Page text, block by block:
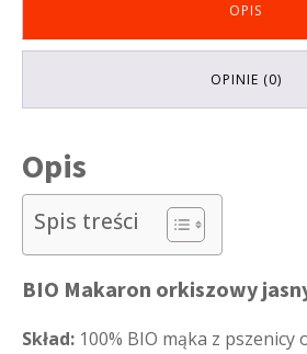
OPIS
OPINIE (0)
Opis
Spis treści
BIO Makaron orkiszowy
Skład: 100% BIO mąka z pszenicy